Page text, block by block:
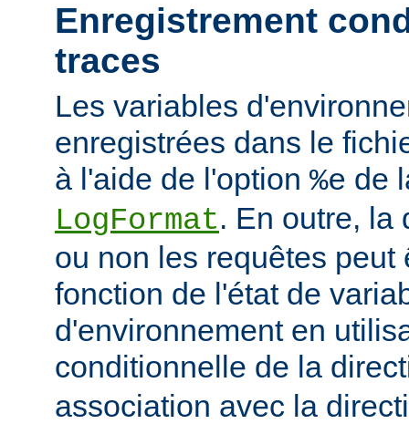
Enregistrement
traces
Les variables
enregistrées dans le
à l'aide de l'option %e de
LogFormat. En outre, la
ou non les requêtes peut
fonction de l'état de
d'environnement en
conditionnelle de la
association avec la